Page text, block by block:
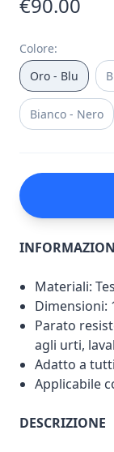
Colore:
Oro - Blu
Bianco - Nero
Materiali:
Dimensioni:
Parato
agli urti,
Adatto a
Applicabile
DESCRIZIONE